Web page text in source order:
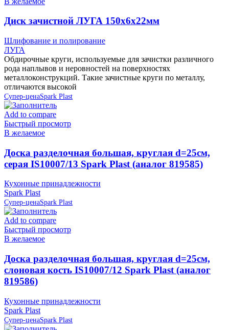
Диск зачистной ЛУГА 150х6х22мм
Шлифование и полирование
ЛУГА
Обдирочные круги, используемые для зачистки различного
рода наплывов и неровностей на поверхностях
металлоконструкций. Такие зачистные круги по металлу,
отличаются высокой
Супер-ценаSpark Plast
Add to compare
Быстрый просмотр
В желаемое
Доска разделочная большая, круглая d=25см,
серая IS10007/13 Spark Plast (аналог 819585)
Кухонные принадлежности
Spark Plast
Супер-ценаSpark Plast
Add to compare
Быстрый просмотр
В желаемое
Доска разделочная большая, круглая d=25см,
слоновая кость IS10007/12 Spark Plast (аналог
819586)
Кухонные принадлежности
Spark Plast
Супер-ценаSpark Plast